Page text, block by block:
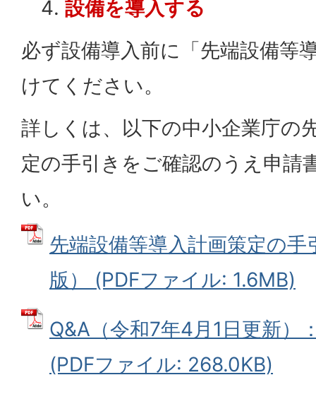
設備を導入する
必ず設備導入前に「先端設備等
けてください。
詳しくは、以下の中小企業庁の
定の手引きをご確認のうえ申請
い。
先端設備等導入計画策定の
版） (PDFファイル: 1.6MB)
Q&A（令和7年4月1日更新）
(PDFファイル: 268.0KB)